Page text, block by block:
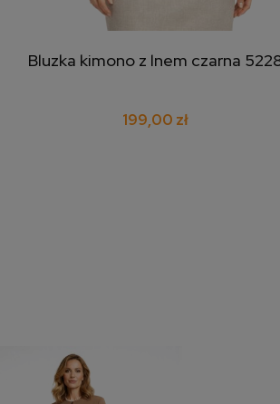
dodaj do koszyka
Bluzka kimono z lnem czarna
199,00 zł